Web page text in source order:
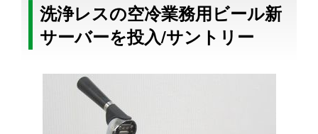
洗浄レスの空冷業務用ビール新
サーバーを投入/サントリー